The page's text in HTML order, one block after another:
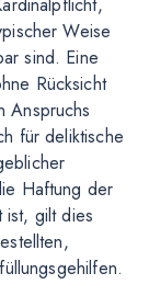
Weise
sind. Eine
Rücksicht
Anspruchs
für deliktische
Haftung der
ist, gilt dies